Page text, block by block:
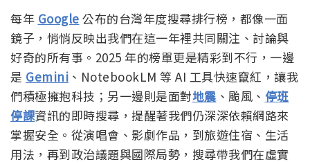
每年 Google 公布的台灣年度搜尋排行榜，都像一面
鏡子，悄悄反映出我們在這一年裡共同關注、討論與
好奇的所有事。2025 年的榜單更是精彩到不行，一邊
是 Gemini 、NotebookLM 等 AI 工具快速竄紅，讓我
們積極擁抱科技；另一邊則是面對地震、颱風、 停班
停課資訊的即時搜尋，提醒著我們仍深深依賴網路來
掌握安全。從演唱會、影劇作品，到旅遊住宿、生活
用法，再到政治議題與國際局勢，搜尋帶我們在虛實